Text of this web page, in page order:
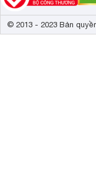
© 2013 - 2023 Bản